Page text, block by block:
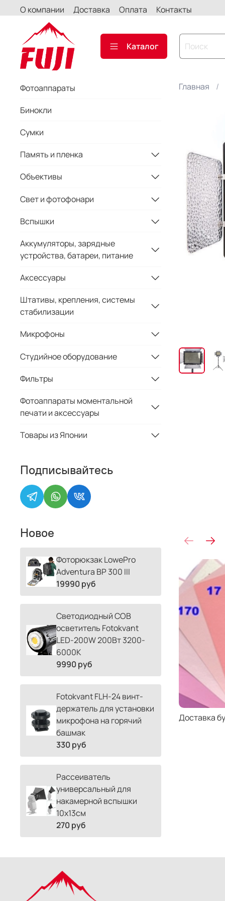
О компании Доставка Оплата Контакты
Каталог
Главная
Доставка
Фотоаппараты
Бинокли
Сумки
Память и пленка
Объективы
Свет и фотофонари
Вспышки
Аккумуляторы, зарядные
устройства, батареи, питание
Аксессуары
Штативы, крепления, системы
стабилизации
Микрофоны
Студийное оборудование
Фильтры
Фотоаппараты моментальной
печати и аксессуары
Товары из Японии
Подписывайтесь
Новое
Фоторюкзак LowePro
Adventura BP 300 III
19990 руб
Светодиодный COB
осветитель Fotokvant
LED-200W 200Вт 3200-
6000К
9990 руб
Fotokvant FLH-24 винт-
держатель для установки
микрофона на горячий
башмак
330 руб
Рассеиватель
универсальный для
накамерной вспышки
10х13см
270 руб